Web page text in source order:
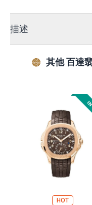
描述
其他 百達
HOT